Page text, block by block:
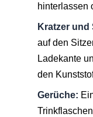
hinterlassen
Kratzer und
auf den
Ladekante
den
Gerüche: